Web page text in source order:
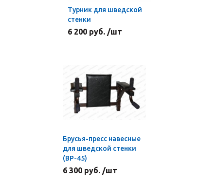
Турник для шведской
стенки
6 200 руб. /шт
Брусья-пресс навесные
для шведской стенки
(BP-45)
6 300 руб. /шт